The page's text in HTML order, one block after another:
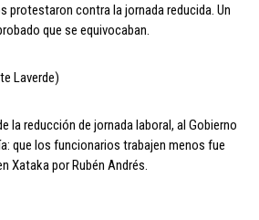
protestaron contra la jornada reducida. Un
que se equivocaban.
Laverde)
la reducción de jornada laboral, al Gobierno
que los funcionarios trabajen menos fue
Xataka por Rubén Andrés.